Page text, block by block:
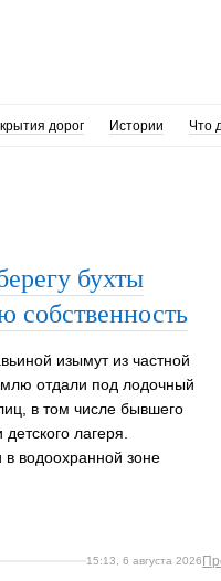
дорог Истории Что
бухты
собственность
изымут из частной
отдали под лодочный
в том числе бывшего
лагеря.
в водоохранной зоне
15:13, 6 августа 2026